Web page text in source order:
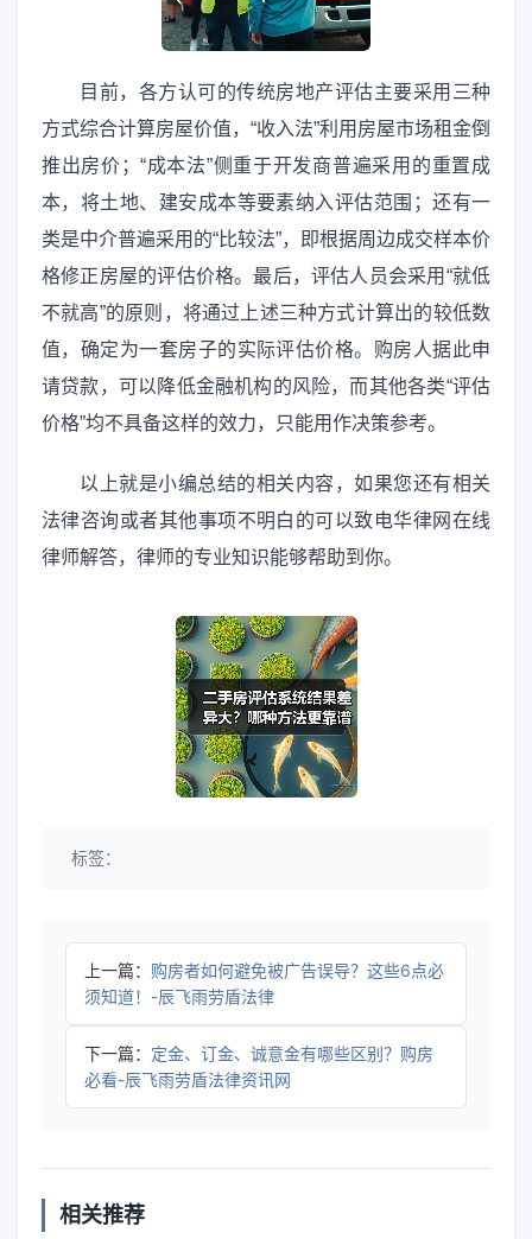
目前，各方认可的传统房地产评估主要采用三种
方式综合计算房屋价值，“收入法”利用房屋市场租金倒
推出房价；“成本法”侧重于开发商普遍采用的重置成
本，将土地、建安成本等要素纳入评估范围；还有一
类是中介普遍采用的“比较法”，即根据周边成交样本价
格修正房屋的评估价格。最后，评估人员会采用“就低
不就高”的原则，将通过上述三种方式计算出的较低数
值，确定为一套房子的实际评估价格。购房人据此申
请贷款，可以降低金融机构的风险，而其他各类“评估
价格”均不具备这样的效力，只能用作决策参考。
以上就是小编总结的相关内容，如果您还有相关
法律咨询或者其他事项不明白的可以致电华律网在线
律师解答，律师的专业知识能够帮助到你。
标签：
上一篇： 购房者如何避免被广告误导？这些6点必
须知道！-辰飞雨劳盾法律
下一篇： 定金、订金、诚意金有哪些区别？购房
必看-辰飞雨劳盾法律资讯网
相关推荐